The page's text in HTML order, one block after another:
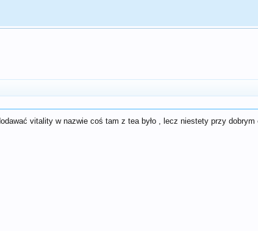
vitality w nazwie coś tam z tea było , lecz niestety przy